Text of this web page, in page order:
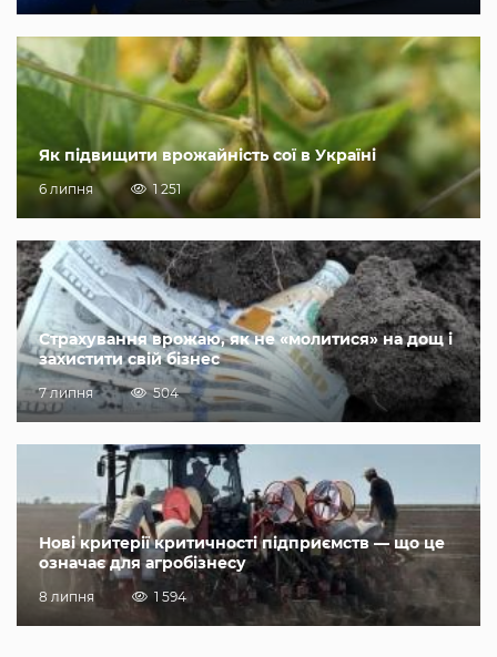
Як підвищити врожайність сої в Україні
6 липня 1 251
Страхування врожаю, як не «молитися» на дощ і
захистити свій бізнес
7 липня 504
Нові критерії критичності підприємств — що це
означає для агробізнесу
8 липня 1 594